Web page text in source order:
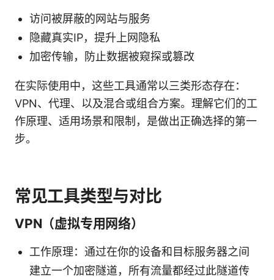
访问被屏蔽的网站与服务
隐藏真实IP，提升上网隐私
加密传输，防止数据被窥探或篡改
在实际使用中，这些工具通常以三类形态存在：
VPN、代理、以及混合或组合方案。理解它们的工
作原理、适用场景和限制，是做出正确选择的第一
步。
常见工具类型与对比
VPN（虚拟专用网络）
工作原理：通过在你的设备和目标服务器之间
建立一个加密隧道，所有流量都经过此隧道传